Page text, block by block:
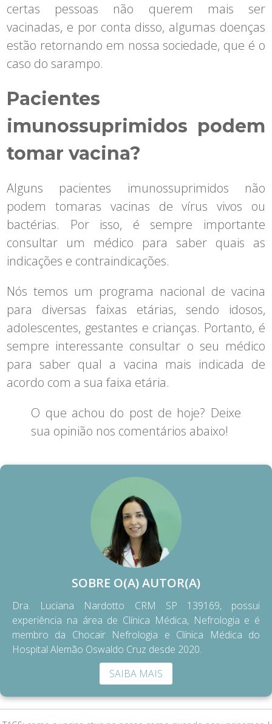
certas pessoas não querem mais ser
vacinadas, e por conta disso, algumas doenças
estão retornando em nossa sociedade, que é o
caso do sarampo.
Pacientes
imunossuprimidos podem
tomar vacina?
Alguns pacientes imunossuprimidos não
podem tomaras vacinas de vírus vivos ou
bactérias. Por isso, é sempre importante
consultar um médico para saber quais as
indicações e contraindicações.
Nós temos um programa nacional de vacina
para diversas faixas etárias, sendo idosos,
adolescentes, gestantes e crianças. Portanto, é
sempre interessante consultar o seu médico
para saber qual a vacina mais indicada de
acordo com a sua faixa etária.
O que achou do post de hoje? Deixe
sua opinião nos comentários abaixo!
SOBRE O(A) AUTOR(A)
Dra. Luciana Nardotto CRM SP 139169, possui
experiência na área de Clínica Médica, Nefrologia e é
membro da Chocair Nefrologia e Clínica Médica do
Hospital Alemão Oswaldo Cruz desde 2020.
SAIBA MAIS